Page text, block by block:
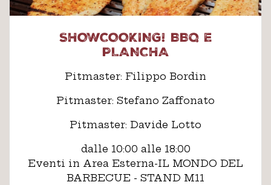
SHOWCOOKING! BBQ E
PLANCHA
Pitmaster: Filippo Bordin
Pitmaster: Stefano Zaffonato
Pitmaster: Davide Lotto
dalle 10:00 alle 18:00
Eventi in Area Esterna-IL MONDO DEL
BARBECUE - STAND M11